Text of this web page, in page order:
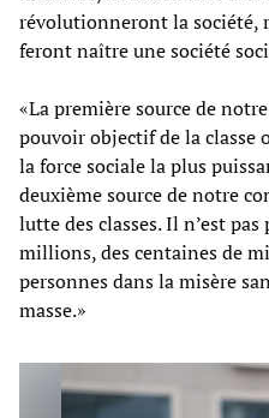
révolutionneront la société,
feront naître une société
«La première source de
pouvoir objectif de la classe
la force sociale la plus
deuxième source de notre
lutte des classes. Il n’est
millions, des centaines de
personnes dans la misère
masse.»